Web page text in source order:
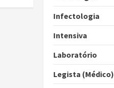
Infectologia
Intensiva
Laboratório
Legista (Médico)